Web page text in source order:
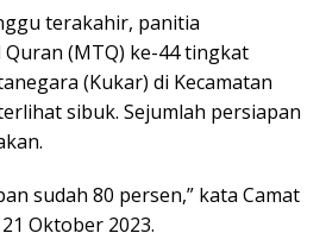
terakahir, panitia
(MTQ) ke-44 tingkat
(Kukar) di Kecamatan
sibuk. Sejumlah persiapan
sudah 80 persen,” kata Camat
Oktober 2023.